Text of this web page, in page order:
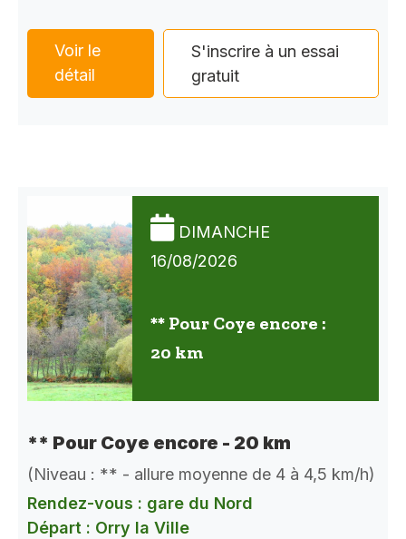
Voir le
détail
S'inscrire à un essai
gratuit
DIMANCHE
16/08/2026
** Pour Coye encore :
20 km
** Pour Coye encore - 20 km
(Niveau : ** - allure moyenne de 4 à 4,5 km/h)
Rendez-vous : gare du Nord
Départ : Orry la Ville